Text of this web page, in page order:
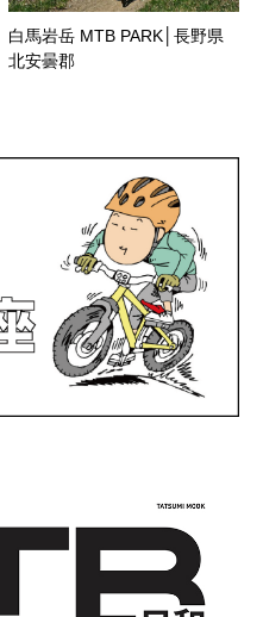
白馬岩岳 MTB PARK│長野県
北安曇郡